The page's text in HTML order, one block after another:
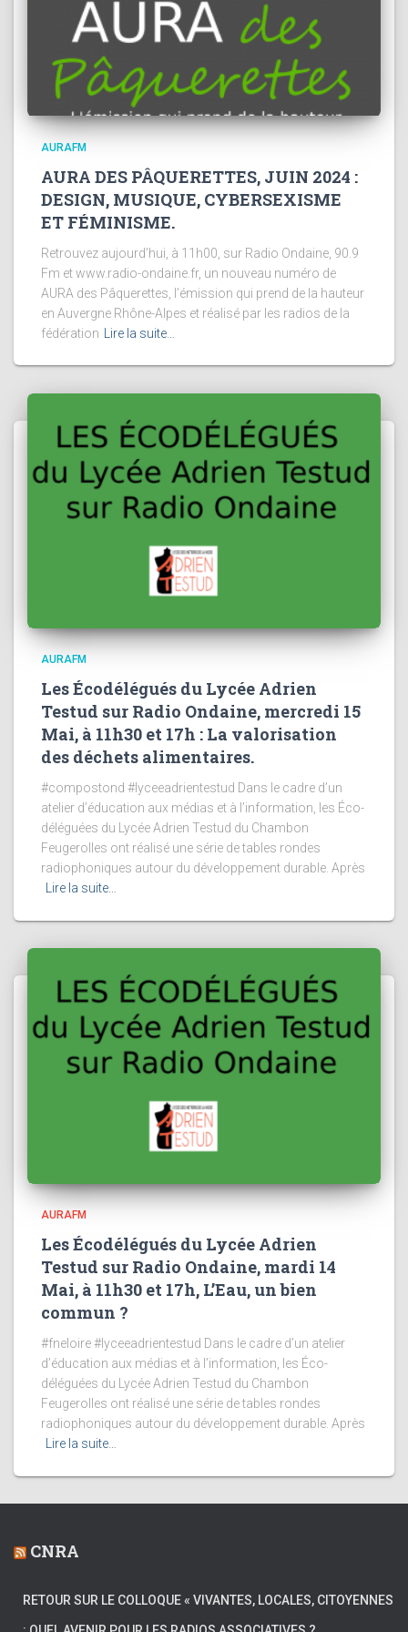
AURAFM
AURA DES PÂQUERETTES, JUIN 2024 :
DESIGN, MUSIQUE, CYBERSEXISME
ET FÉMINISME.
Retrouvez aujourd’hui, à 11h00, sur Radio Ondaine, 90.9
Fm et www.radio-ondaine.fr, un nouveau numéro de
AURA des Pâquerettes, l’émission qui prend de la hauteur
en Auvergne Rhône-Alpes et réalisé par les radios de la
fédération
Lire la suite…
AURAFM
Les Écodélégués du Lycée Adrien
Testud sur Radio Ondaine, mercredi 15
Mai, à 11h30 et 17h : La valorisation
des déchets alimentaires.
#compostond #lyceeadrientestud Dans le cadre d’un
atelier d’éducation aux médias et à l’information, les Éco-
déléguées du Lycée Adrien Testud du Chambon
Feugerolles ont réalisé une série de tables rondes
radiophoniques autour du développement durable. Après
Lire la suite…
AURAFM
Les Écodélégués du Lycée Adrien
Testud sur Radio Ondaine, mardi 14
Mai, à 11h30 et 17h, L’Eau, un bien
commun ?
#fneloire #lyceeadrientestud Dans le cadre d’un atelier
d’éducation aux médias et à l’information, les Éco-
déléguées du Lycée Adrien Testud du Chambon
Feugerolles ont réalisé une série de tables rondes
radiophoniques autour du développement durable. Après
Lire la suite…
CNRA
RETOUR SUR LE COLLOQUE « VIVANTES, LOCALES, CITOYENNES